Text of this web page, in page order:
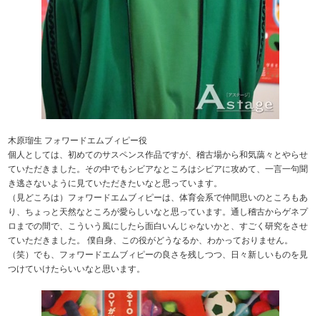
木原瑠生 フォワードエムブィピー役
個人としては、初めてのサスペンス作品ですが、稽古場から和気藹々とやらせ
ていただきました。その中でもシビアなところはシビアに攻めて、一言一句聞
き逃さないように見ていただきたいなと思っています。
（見どころは）フォワードエムブィピーは、体育会系で仲間思いのところもあ
り、ちょっと天然なところが愛らしいなと思っています。通し稽古からゲネプ
ロまでの間で、こういう風にしたら面白いんじゃないかと、すごく研究をさせ
ていただきました。 僕自身、この役がどうなるか、わかっておりません。
（笑）でも、フォワードエムブィピーの良さを残しつつ、日々新しいものを見
つけていけたらいいなと思います。